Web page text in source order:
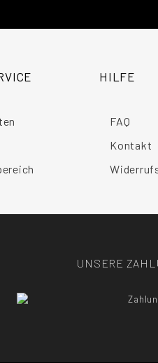
HILFE
FAQ
Kontakt
UNSERE